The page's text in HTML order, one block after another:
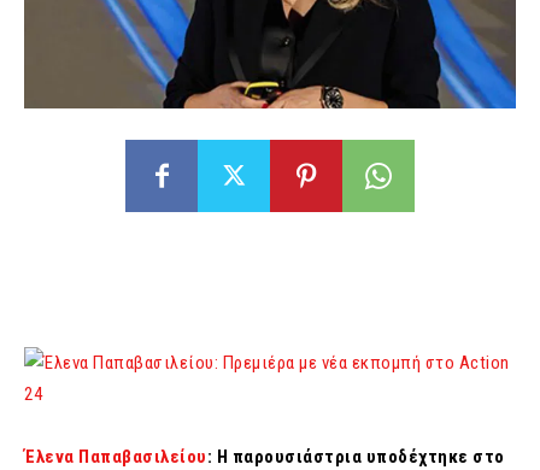
Έλενα Παπαβασιλείου: Η παρουσιάστρια υποδέχτηκε στο